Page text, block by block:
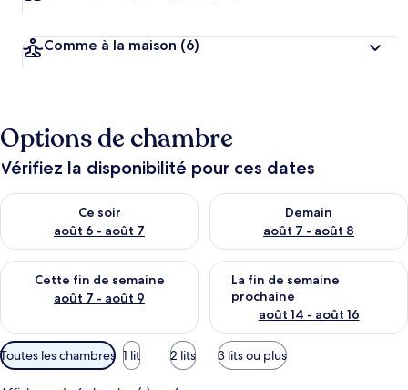
Comme à la maison (6)
Options de chambre
Vérifiez la disponibilité pour ces dates
Ce soir
août 6 - août 7
Vérifier la disponibilité pour ce soir août 6 - août 7
Demain
août 7 - août 8
Vérifier la disponibilité pour
Cette fin de semaine
août 7 - août 9
Vérifier la disponibilité pour cette fin de semaine août 7 -
La fin de semaine
prochaine
août 14 - août 16
Vérifier la disponibilité pour
Filtres
disponibles
Toutes les chambres 1 lit 2 lits 3 lits ou plus